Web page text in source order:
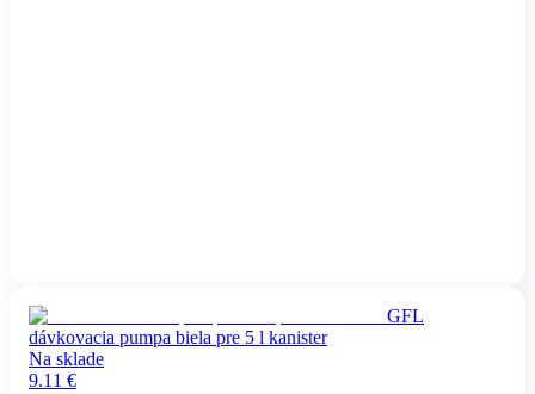
GFL
dávkovacia pumpa biela pre 5 l kanister
Na sklade
9.11 €